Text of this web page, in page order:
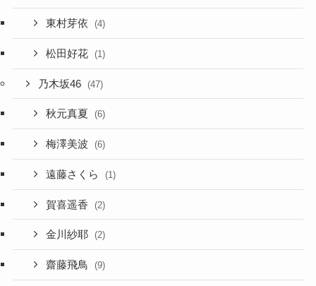
東村芽依 (4)
松田好花 (1)
乃木坂46 (47)
秋元真夏 (6)
梅澤美波 (6)
遠藤さくら (1)
賀喜遥香 (2)
金川紗耶 (2)
齋藤飛鳥 (9)